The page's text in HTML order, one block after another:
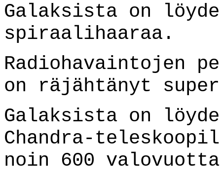
Galaksista on
spiraalihaaraa.
Radiohavaintojen
on räjähtänyt
Galaksista on
Chandra-
noin 600